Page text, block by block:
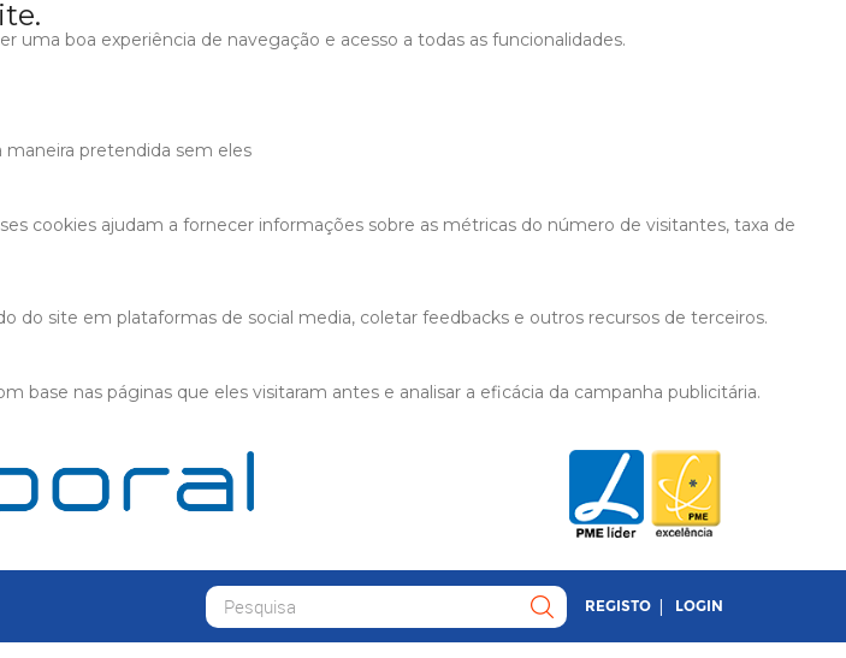
uma boa experiência de navegação e acesso a todas as funcionalidades.
maneira pretendida sem eles
cookies ajudam a fornecer informações sobre as métricas do número de visitantes, taxa de
do site em plataformas de social media, coletar feedbacks e outros recursos de terceiros.
base nas páginas que eles visitaram antes e analisar a eficácia da campanha publicitária.
REGISTO LOGIN